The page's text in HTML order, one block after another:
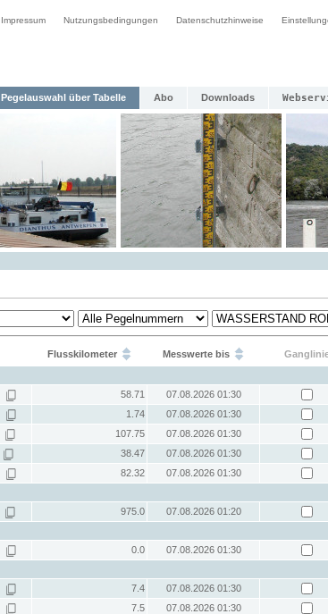
Impressum Nutzungsbedingungen Datenschutzhinweise
Pegelauswahl über Tabelle Abo Downloads
Flusskilometer Messwerte bis
58.71
07.08.2026 01:30
1.74
07.08.2026 01:30
107.75
07.08.2026 01:30
38.47
07.08.2026 01:30
82.32
07.08.2026 01:30
975.0
07.08.2026 01:20
0.0
07.08.2026 01:30
7.4
07.08.2026 01:30
7.5
07.08.2026 01:30